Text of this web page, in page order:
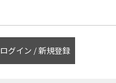
ログイン / 新規登録